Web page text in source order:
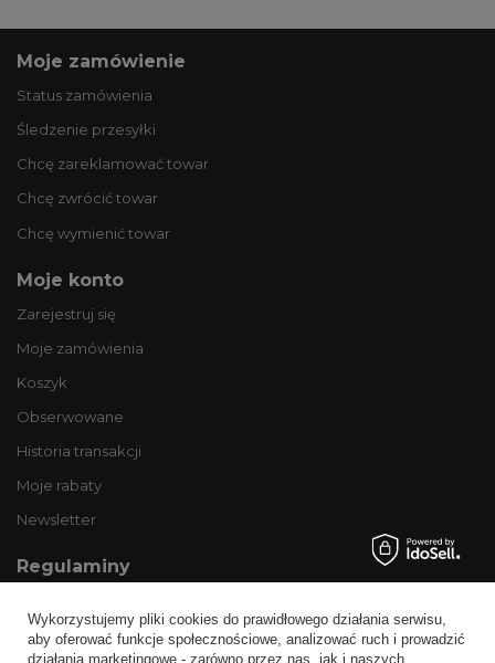
Moje zamówienie
Status zamówienia
Śledzenie przesyłki
Chcę zareklamować towar
Chcę zwrócić towar
Chcę wymienić towar
Moje konto
Zarejestruj się
Moje zamówienia
Koszyk
Obserwowane
Historia transakcji
Moje rabaty
Newsletter
Regulaminy
Wysyłka
Wykorzystujemy pliki cookies do prawidłowego działania serwisu,
aby oferować funkcje społecznościowe, analizować ruch i prowadzić
działania marketingowe - zarówno przez nas, jak i naszych